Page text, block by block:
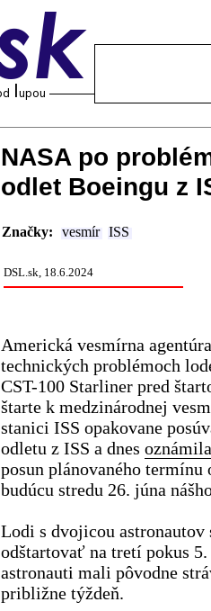
NASA po
odlet Boeingu z
Značky: vesmír ISS
DSL.sk, 18.6.2024
Americká vesmírna
technických problémoch
CST-100 Starliner pred
štarte k medzinárodnej
stanici ISS opakovane
odletu z ISS a dnes oznámila
posun plánovaného termínu
budúcu stredu 26. júna
Lodi s dvojicou astronautov
odštartovať na tretí pokus
astronauti mali pôvodne
približne týždeň.